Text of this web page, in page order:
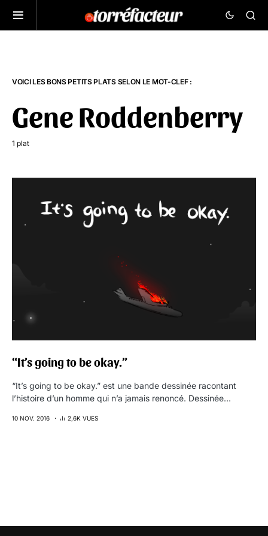
VOICI LES BONS PETITS PLATS SELON LE MOT-CLEF :
Gene Roddenberry
1 plat
“It’s going to be okay.”
“It’s going to be okay.” est une bande dessinée racontant
l’histoire d’un homme qui n’a jamais renoncé. Dessinée…
10 NOV. 2016 2,6K VUES